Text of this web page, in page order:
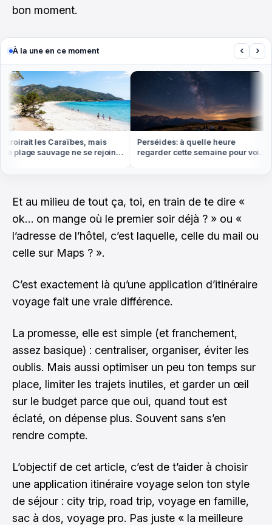
bon moment.
À la une en ce moment ‹ ›
les Caraïbes, mais
plage sauvage ne se rejoint
Perséides: à quelle heure
regarder cette semaine pour voir
Et au milieu de tout ça, toi, en train de te dire «
ok… on mange où le premier soir déjà ? » ou «
l’adresse de l’hôtel, c’est laquelle, celle du mail ou
celle sur Maps ? ».
C’est exactement là qu’une application d’itinéraire
voyage fait une vraie différence.
La promesse, elle est simple (et franchement,
assez basique) : centraliser, organiser, éviter les
oublis. Mais aussi optimiser un peu ton temps sur
place, limiter les trajets inutiles, et garder un œil
sur le budget parce que oui, quand tout est
éclaté, on dépense plus. Souvent sans s’en
rendre compte.
L’objectif de cet article, c’est de t’aider à choisir
une application itinéraire voyage selon ton style
de séjour : city trip, road trip, voyage en famille,
sac à dos, voyage pro. Pas juste « la meilleure